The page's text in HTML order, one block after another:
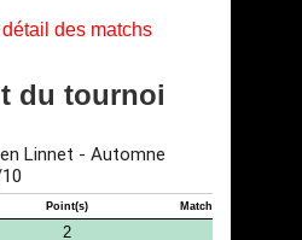
des matchs
du tournoi